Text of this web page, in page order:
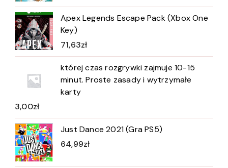
Apex Legends Escape Pack (Xbox One
Key)
71,63zł
której czas rozgrywki zajmuje 10-15
minut. Proste zasady i wytrzymałe
karty
3,00zł
Just Dance 2021 (Gra PS5)
64,99zł